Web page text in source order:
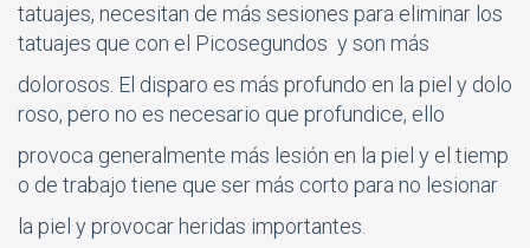
tatuajes, necesitan de más sesiones para eliminar los
tatuajes que con el Picosegundos y son más
dolorosos. El disparo es más profundo en la piel y dolo
roso, pero no es necesario que profundice, ello
provoca generalmente más lesión en la piel y el tiemp
o de trabajo tiene que ser más corto para no lesionar
la piel y provocar heridas importantes.